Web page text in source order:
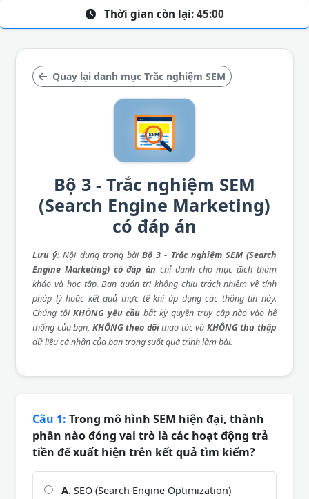
Quay lại danh mục Trắc nghiệm SEM
Bộ 3 - Trắc nghiệm SEM
(Search Engine Marketing)
có đáp án
Lưu ý: Nội dung trong bàiBộ 3 - Trắc nghiệm SEM (Search
Engine Marketing) có đáp án chỉ dành cho mục đích tham
khảo và học tập. Ban quản trị không chịu trách nhiệm về tính
pháp lý hoặc kết quả thực tế khi áp dụng các thông tin này.
Chúng tôi KHÔNG yêu cầu bất kỳ quyền truy cập nào vào hệ
thống của bạn, KHÔNG theo dõithao tác và KHÔNG thu thập
dữ liệu cá nhân của bạn trong suốt quá trình làm bài.
Thời gian còn lại: 45:00
Câu 1: Trong mô hình SEM hiện đại, thành
phần nào đóng vai trò là các hoạt động trả
tiền để xuất hiện trên kết quả tìm kiếm?
A. SEO (Search Engine Optimization)